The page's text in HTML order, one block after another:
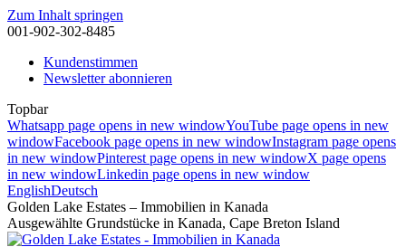
Zum Inhalt springen
001-902-302-8485
Kundenstimmen
Newsletter abonnieren
Topbar
Whatsapp page opens in new windowYouTube page opens in new
windowFacebook page opens in new windowInstagram page opens
in new windowPinterest page opens in new windowX page opens
in new windowLinkedin page opens in new window
EnglishDeutsch
Golden Lake Estates – Immobilien in Kanada
Ausgewählte Grundstücke in Kanada, Cape Breton Island